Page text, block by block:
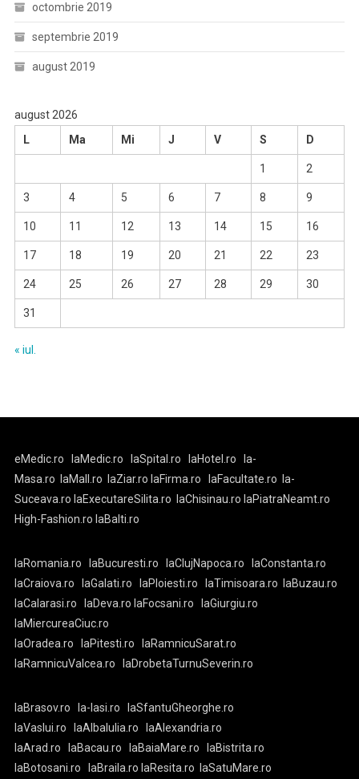
octombrie 2019
septembrie 2019
august 2019
august 2026
L
Ma Mi J V S D
1 2
3 4 5 6 7 8 9
10 11 12 13 14 15 16
17 18 19 20 21 22 23
24 25 26 27 28 29 30
31
« iul.
eMedic.ro laMedic.ro laSpital.ro laHotel.ro
la-
Masa.ro
laMall.ro laZiar.ro laFirma.ro laFacultate.ro
la-
Suceava.ro laExecutareSilita.ro laChisinau.ro laPiatraNeamt.ro
High-Fashion.ro laBalti.ro
laRomania.ro laBucuresti.ro laClujNapoca.ro
laConstanta.ro
laCraiova.ro
laGalati.ro laPloiesti.ro laTimisoara.ro
laBuzau.ro
laCalarasi.ro
laDeva.ro laFocsani.ro
laGiurgiu.ro
laMiercureaCiuc.ro
laOradea.ro
laPitesti.ro
laRamnicuSarat.ro
laRamnicuValcea.ro
laDrobetaTurnuSeverin.ro
laBrasov.ro la-Iasi.ro
laSfantuGheorghe.ro
laVaslui.ro
laAlbaIulia.ro
laAlexandria.ro
laArad.ro
laBacau.ro laBaiaMare.ro
laBistrita.ro
laBotosani.ro
laBraila.ro laResita.ro laSatuMare.ro